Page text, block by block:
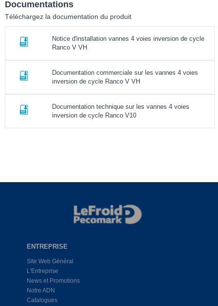
Documentations
Téléchargez la documentation du produit
Notice d'installation vannes 4 voies inversion de cycle
Ranco V VH
Documentation commerciale sur les vannes 4 voies
inversion de cycle Ranco V VH
Documentation technique sur les vannes 4 voies
inversion de cycle Ranco V10
ENTREPRISE
Site Web Général
L'Entreprise
News et Promotions
Notre ADN
Catalogues